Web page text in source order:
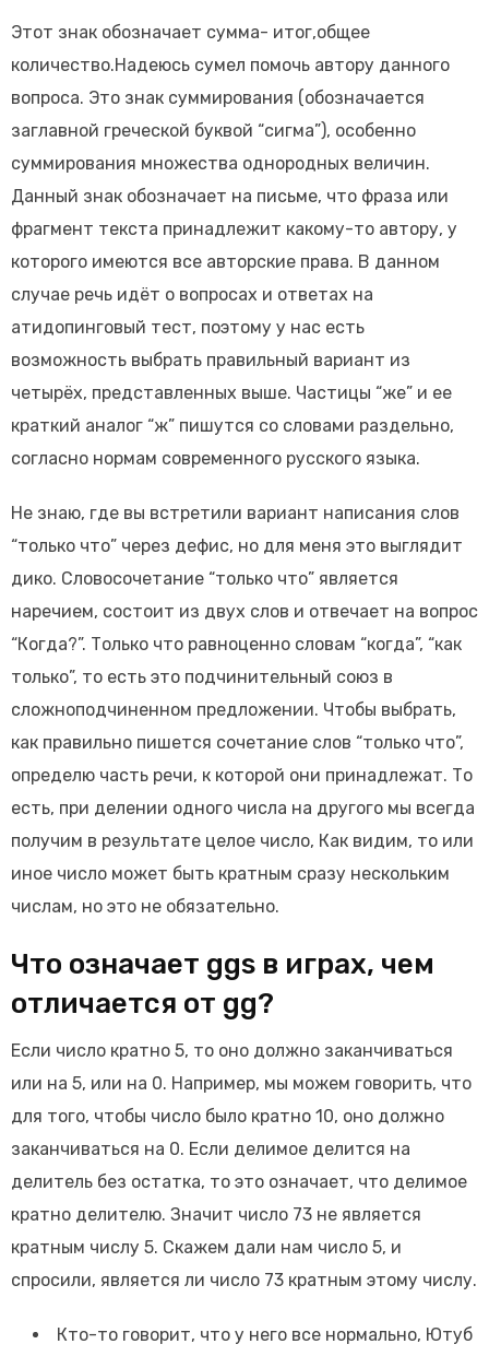
Этот знак обозначает сумма- итог,общее
количество.Надеюсь сумел помочь автору данного
вопроса. Это знак суммирования (обозначается
заглавной греческой буквой “сигма”), особенно
суммирования множества однородных величин.
Данный знак обозначает на письме, что фраза или
фрагмент текста принадлежит какому-то автору, у
которого имеются все авторские права. В данном
случае речь идёт о вопросах и ответах на
атидопинговый тест, поэтому у нас есть
возможность выбрать правильный вариант из
четырёх, представленных выше. Частицы “же” и ее
краткий аналог “ж” пишутся со словами раздельно,
согласно нормам современного русского языка.
Не знаю, где вы встретили вариант написания слов
“только что” через дефис, но для меня это выглядит
дико. Словосочетание “только что” является
наречием, состоит из двух слов и отвечает на вопрос
“Когда?”. Только что равноценно словам “когда”, “как
только”, то есть это подчинительный союз в
сложноподчиненном предложении. Чтобы выбрать,
как правильно пишется сочетание слов “только что”,
определю часть речи, к которой они принадлежат. То
есть, при делении одного числа на другого мы всегда
получим в результате целое число, Как видим, то или
иное число может быть кратным сразу нескольким
числам, но это не обязательно.
Что означает ggs в играх, чем
отличается от gg?
Если число кратно 5, то оно должно заканчиваться
или на 5, или на 0. Например, мы можем говорить, что
для того, чтобы число было кратно 10, оно должно
заканчиваться на 0. Если делимое делится на
делитель без остатка, то это означает, что делимое
кратно делителю. Значит число 73 не является
кратным числу 5. Скажем дали нам число 5, и
спросили, является ли число 73 кратным этому числу.
Кто-то говорит, что у него все нормально, Ютуб